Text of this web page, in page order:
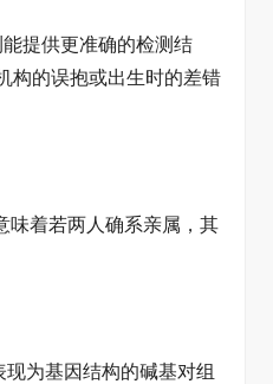
提供更准确的检测结
构的误抱或出生时的差错
味着若两人确系亲属，其
为基因结构的碱基对组